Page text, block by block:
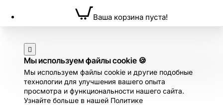
Ваша корзина пуста!
Мы используем файлы cookie 🍪
Мы используем файлы cookie и другие подобные
технологии для улучшения вашего опыта
просмотра и функциональности нашего сайта.
Узнайте больше в нашей Политике